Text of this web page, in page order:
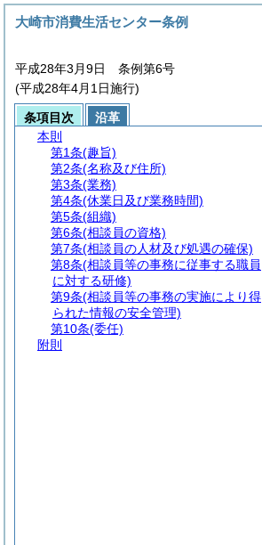
大崎市消費生活センター条例
平成28年3月9日 条例第6号
(平成28年4月1日施行)
条項目次
沿革
本則
第1条(趣旨)
第2条(名称及び住所)
第3条(業務)
第4条(休業日及び業務時間)
第5条(組織)
第6条(相談員の資格)
第7条(相談員の人材及び処遇の確保)
第8条(相談員等の事務に従事する職員
に対する研修)
第9条(相談員等の事務の実施により得
られた情報の安全管理)
第10条(委任)
附則